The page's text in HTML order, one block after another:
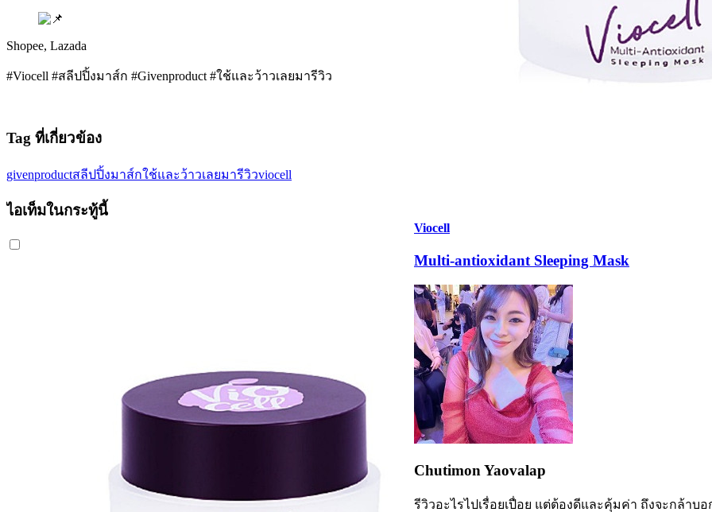
Shopee, Lazada
#Viocell #สลีปปิ้งมาส์ก #Givenproduct #ใช้และว้าวเลยมารีวิว
Tag ที่เกี่ยวข้อง
givenproductสลีปปิ้งมาส์กใช้และว้าวเลยมารีวิวviocell
ไอเท็มในกระทู้นี้
Viocell
Multi-antioxidant Sleeping Mask
Chutimon Yaovalap
รีวิวอะไรไปเรื่อยเปื่อย แต่ต้องดีและคุ้มค่า ถึงจะกล้าบ